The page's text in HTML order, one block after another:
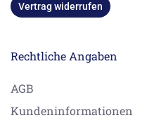
Vertrag widerrufen
Rechtliche Angaben
AGB
Kundeninformationen